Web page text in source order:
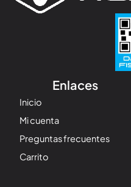
Enlaces
Inicio
Mi cuenta
Preguntas frecuentes
Carrito